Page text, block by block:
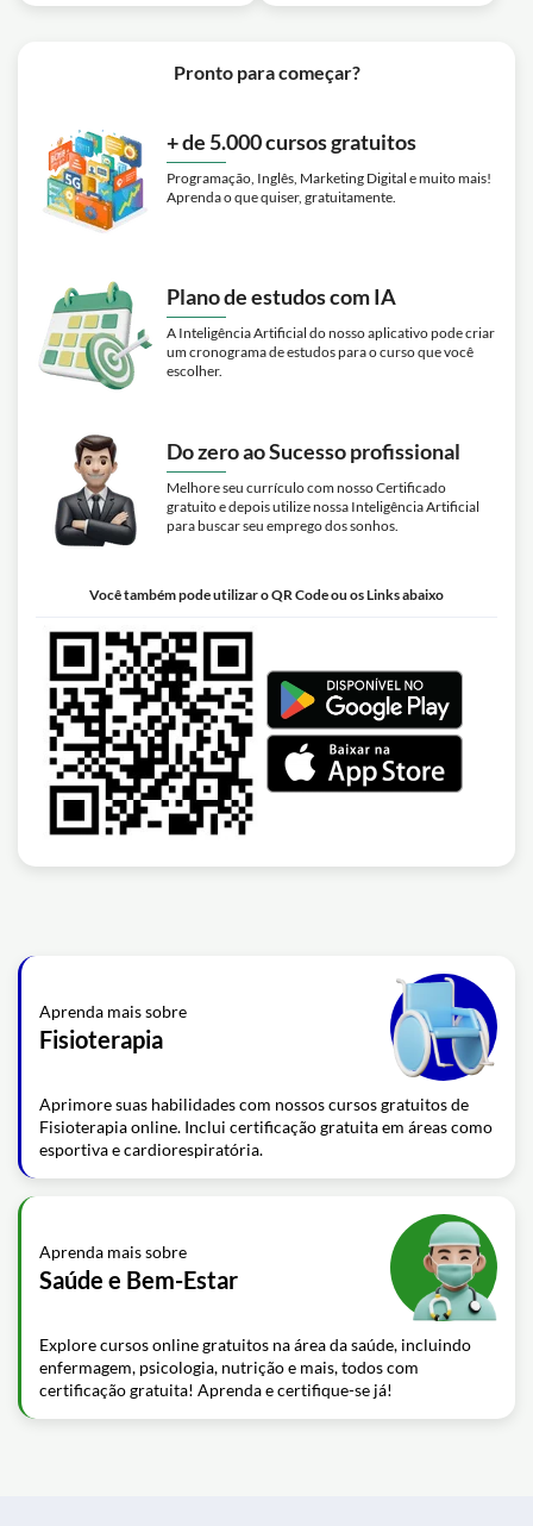
Pronto para começar?
+ de 5.000 cursos gratuitos
Programação, Inglês, Marketing Digital e muito mais!
Aprenda o que quiser, gratuitamente.
Plano de estudos com IA
A Inteligência Artificial do nosso aplicativo pode criar
um cronograma de estudos para o curso que você
escolher.
Do zero ao Sucesso profissional
Melhore seu currículo com nosso Certificado
gratuito e depois utilize nossa Inteligência Artificial
para buscar seu emprego dos sonhos.
Você também pode utilizar o QR Code ou os Links abaixo
Aprenda mais sobre
Fisioterapia
Aprimore suas habilidades com nossos cursos gratuitos de
Fisioterapia online. Inclui certificação gratuita em áreas como
esportiva e cardiorespiratória.
Aprenda mais sobre
Saúde e Bem-Estar
Explore cursos online gratuitos na área da saúde, incluindo
enfermagem, psicologia, nutrição e mais, todos com
certificação gratuita! Aprenda e certifique-se já!